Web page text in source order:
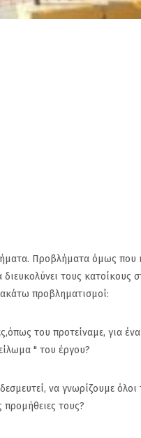
Προβλήματα όμως που
τους κατοίκους
προβληματισμοί:
του προτείναμε, για ένα
" του έργου?
να γνωρίζουμε όλοι
τους?